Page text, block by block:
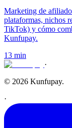
Marketing de
plataformas, nichos
TikTok) y cómo
Kunfupay.
13 min
·
© 2026 Kunfupay.
·